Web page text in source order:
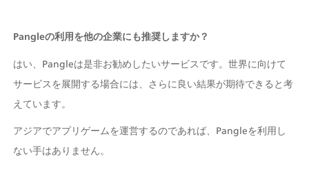
Pangleの利用を他の企業にも推奨しますか？
はい、Pangleは是非お勧めしたいサービスです。世界に向けて
サービスを展開する場合には、さらに良い結果が期待できると考
えています。
アジアでアプリゲームを運営するのであれば、Pangleを利用し
ない手はありません。